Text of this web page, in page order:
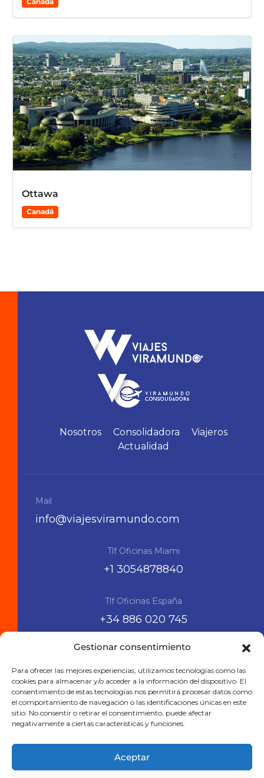
Gestionar consentimiento
Para ofrecer las mejores experiencias, utilizamos tecnologías como las
cookies para almacenar y/o acceder a la información del dispositivo. El
consentimiento de estas tecnologías nos permitirá procesar datos como
el comportamiento de navegación o las identificaciones únicas en este
sitio. No consentir o retirar el consentimiento, puede afectar
negativamente a ciertas características y funciones.
Aceptar
Ottawa
Canadá
Nosotros Consolidadora
Viajeros
Actualidad
Mail
info@viajesviramundo.com
Tlf Oficinas Miami
+1 3054878840
Tlf Oficinas España
+34 886 020 745
Siguenos en las RRSS